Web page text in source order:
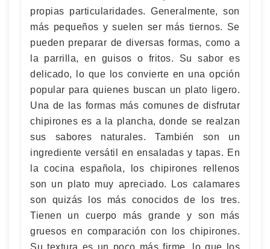
propias particularidades. Generalmente, son
más pequeños y suelen ser más tiernos. Se
pueden preparar de diversas formas, como a
la parrilla, en guisos o fritos. Su sabor es
delicado, lo que los convierte en una opción
popular para quienes buscan un plato ligero.
Una de las formas más comunes de disfrutar
chipirones es a la plancha, donde se realzan
sus sabores naturales. También son un
ingrediente versátil en ensaladas y tapas. En
la cocina española, los chipirones rellenos
son un plato muy apreciado. Los calamares
son quizás los más conocidos de los tres.
Tienen un cuerpo más grande y son más
gruesos en comparación con los chipirones.
Su textura es un poco más firme, lo que los